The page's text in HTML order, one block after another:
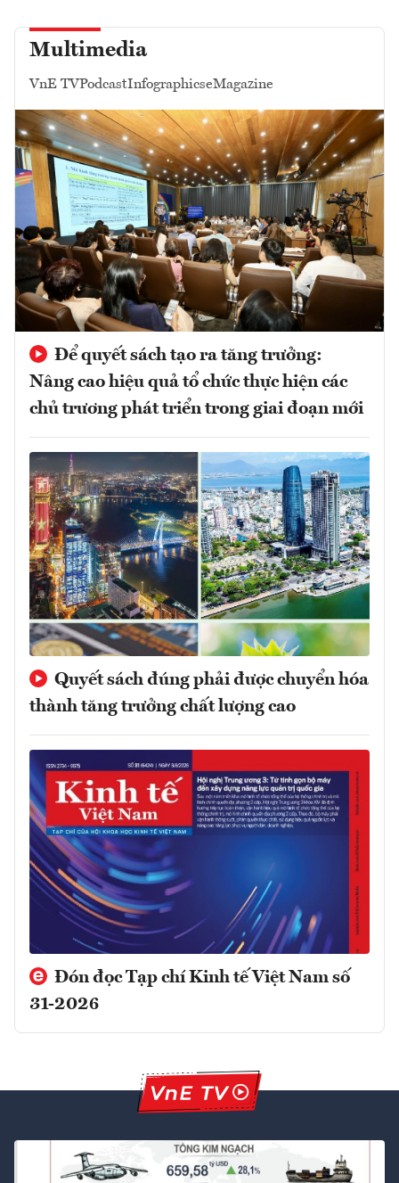
Multimedia
VnE TVPodcastInfographicseMagazine
Để quyết sách tạo ra tăng trưởng:
Nâng cao hiệu quả tổ chức thực hiện các
chủ trương phát triển trong giai đoạn mới
Quyết sách đúng phải được chuyển hóa
thành tăng trưởng chất lượng cao
Đón đọc Tạp chí Kinh tế Việt Nam số
31-2026